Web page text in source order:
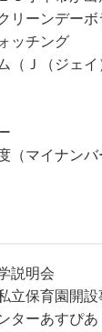
リーンデー
ッチング
（Ｊ（ジェ
（マイナンバ
説明会
立保育園開設
ターあすぴあ